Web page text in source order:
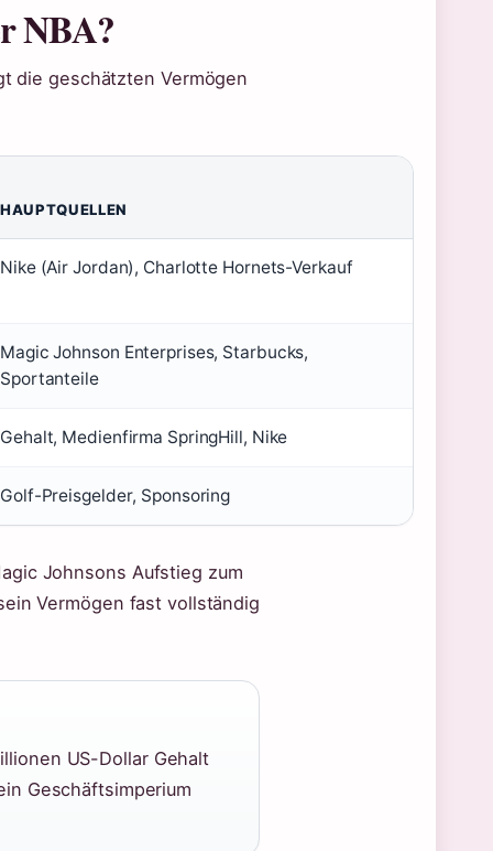
NBA?
die geschätzten Vermögen
HAUPTQUELLEN
Nike (Air Jordan), Charlotte Hornets-Verkauf
Magic Johnson Enterprises, Starbucks,
Sportanteile
Gehalt, Medienfirma SpringHill, Nike
Golf-Preisgelder, Sponsoring
Johnsons Aufstieg zum
Vermögen fast vollständig
US-Dollar Gehalt
Geschäftsimperium